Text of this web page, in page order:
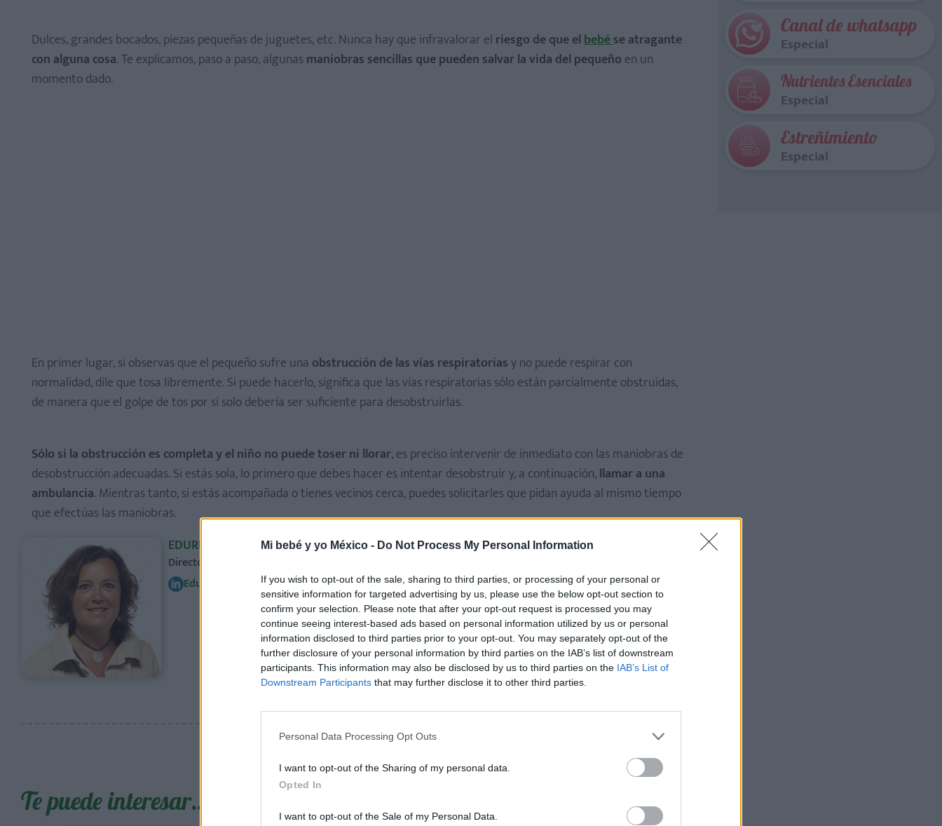
Mi bebé y yo México - Do Not Process My Personal Information
If you wish to opt-out of the sale, sharing to third parties, or processing of your personal or
sensitive information for targeted advertising by us, please use the below opt-out section to
confirm your selection. Please note that after your opt-out request is processed you may
continue seeing interest-based ads based on personal information utilized by us or personal
information disclosed to third parties prior to your opt-out. You may separately opt-out of the
further disclosure of your personal information by third parties on the IAB’s list of downstream
participants. This information may also be disclosed by us to third parties on the IAB’s List of
Downstream Participants that may further disclose it to other third parties.
Personal Data Processing Opt Outs
I want to opt-out of the Sharing of my personal data.
Opted In
I want to opt-out of the Sale of my Personal Data.
Dulces, grandes bocados, piezas pequeñas de juguetes, etc. Nunca hay que infravalorar el riesgo de que elbebése atragante
con alguna cosa. Te explicamos, paso a paso, algunas maniobras sencillas que pueden salvar la vida del pequeño en un
momento dado.
En primer lugar, si observas que el pequeño sufre una obstrucción de las vías respiratoriasy no puede respirar con
normalidad, dile que tosa libremente. Si puede hacerlo, significa que las vías respiratorias sólo están parcialmente obstruidas,
de manera que el golpe de tos por sí solo debería ser suficiente para desobstruirlas.
Sólo si la obstrucción es completa y el niño no puede toser ni llorar, es preciso intervenir de inmediato con las maniobras de
desobstrucción adecuadas. Si estás sola, lo primero que debes hacer es intentar desobstruir y, a continuación,llamar a una
ambulancia. Mientras tanto, si estás acompañada o tienes vecinos cerca, puedes solicitarles que pidan ayuda al mismo tiempo
que efectúas las maniobras.
EDURNE ROMO
Directora Editorial. Periodista especializada en maternidad, infancia y crianza
Edurne Romo
Te puede interesar…
Canal de whatsapp
Especial
Nutrientes Esenciales
Especial
Estreñimiento
Especial